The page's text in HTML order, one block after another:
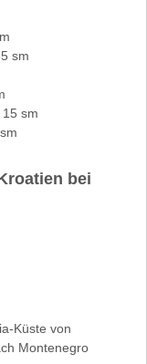
sm
sm
bei
Küste von
Montenegro